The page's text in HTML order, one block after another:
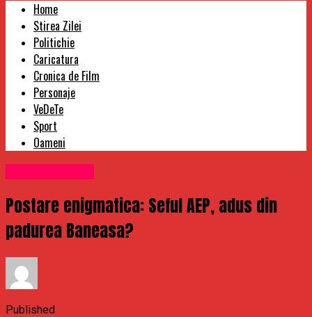
Home
Stirea Zilei
Politichie
Caricatura
Cronica de Film
Personaje
VeDeTe
Sport
Oameni
Postare enigmatica: Seful AEP, adus din
padurea Baneasa?
Published